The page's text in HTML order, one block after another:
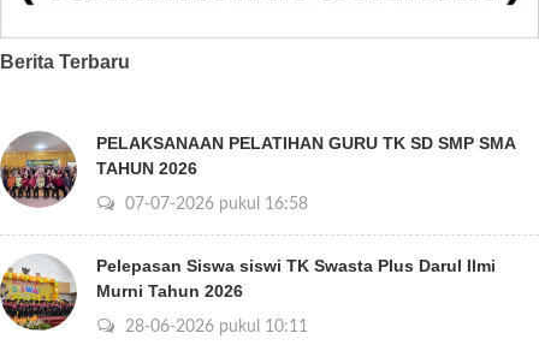
Berita Terbaru
PELAKSANAAN PELATIHAN GURU TK SD SMP SMA
TAHUN 2026
07-07-2026 pukul 16:58
Pelepasan Siswa siswi TK Swasta Plus Darul Ilmi
Murni Tahun 2026
28-06-2026 pukul 10:11